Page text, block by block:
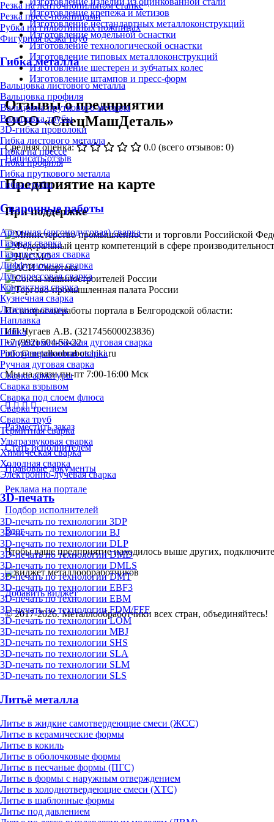
Резка на ленточнопильном станке
Резка пресс-ножницами
Рубка на гильотинных ножницах
Фигурная резка труб
Гибка металла
Вальцовка листового металла
Вальцовка профиля
Вальцовка пруткового металла
Вальцовка трубы
3D-гибка проволоки
Гибка листового металла
Гибка на прессе
Гибка профиля
Гибка пруткового металла
Гибка трубы
Сварочные работы
Аргонная (аргонодуговая) сварка
Газовая сварка
Газопрессовая сварка
Диффузионная сварка
Дугопрессовая сварка
Контактная сварка
Кузнечная сварка
Лазерная сварка
Наплавка
Пайка
Полуавтоматическая дуговая сварка
Роботизированная сварка
Ручная дуговая сварка
Сварка арматуры
Сварка взрывом
Сварка под слоем флюса
Сварка трением
Сварка труб
Термитная сварка
Ультразвуковая сварка
Химическая сварка
Холодная сварка
Электронно-лучевая сварка
3D-печать
3D-печать по технологии 3DP
3D-печать по технологии BJ
3D-печать по технологии DLP
3D-печать по технологии DMD
3D-печать по технологии DMLS
3D-печать по технологии DMT
3D-печать по технологии EBF3
3D-печать по технологии EBM
3D-печать по технологии FDM/FFF
3D-печать по технологии LOM
3D-печать по технологии MBJ
3D-печать по технологии SHS
3D-печать по технологии SLA
3D-печать по технологии SLM
3D-печать по технологии SLS
Литьё металла
Литье в жидкие самотвердеющие смеси (ЖСС)
Литье в керамические формы
Литье в кокиль
Литье в оболочковые формы
Литье в песчаные формы (ПГС)
Литье в формы с наружным отверждением
Литье в холоднотвердеющие смеси (ХТС)
Литье в шаблонные формы
Литье под давлением
Изготовление крепежа и метизов
Изготовление нестандартных металлоконструкций
Изготовление модельной оснастки
Изготовление технологической оснастки
Изготовление типовых металлоконструкций
Изготовление шестерен и зубчатых колес
Изготовление штампов и пресс-форм
Отзывы о предприятии
ООО «СпецМашДеталь»
Средняя оценка: 0.0 (всего отзывов: 0)
Написать отзыв
Предприятие на карте
При поддержке
По вопросам работы портала в Белгородской области:
ИП Чугаев А.В. (321745600023836)
+7 (992) 504-53-22
info@metalloobrabotchiki.ru
Мы на связи пн-пт 7:00-16:00 Мск
Разместить заказ
Стать исполнителем
Правовые документы
Реклама на портале
Подбор исполнителей
Блог
Чтобы ваше предприятие находилось выше других,
Добавить виджет
© 2017-2026. Металлообработчики всех стран, объединяйтесь!